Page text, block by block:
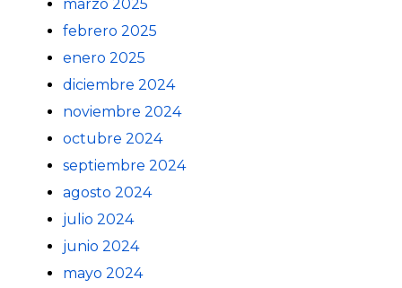
marzo 2025
febrero 2025
enero 2025
diciembre 2024
noviembre 2024
octubre 2024
septiembre 2024
agosto 2024
julio 2024
junio 2024
mayo 2024